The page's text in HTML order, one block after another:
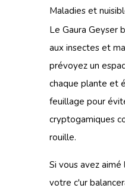
Maladies et
Le Gaura Geyser
aux insectes et
prévoyez un
chaque plante et
feuillage pour
cryptogamiques
rouille.
Si vous avez aimé
votre c'ur